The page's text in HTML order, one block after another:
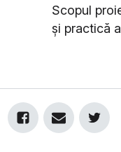
Scopul
și practică